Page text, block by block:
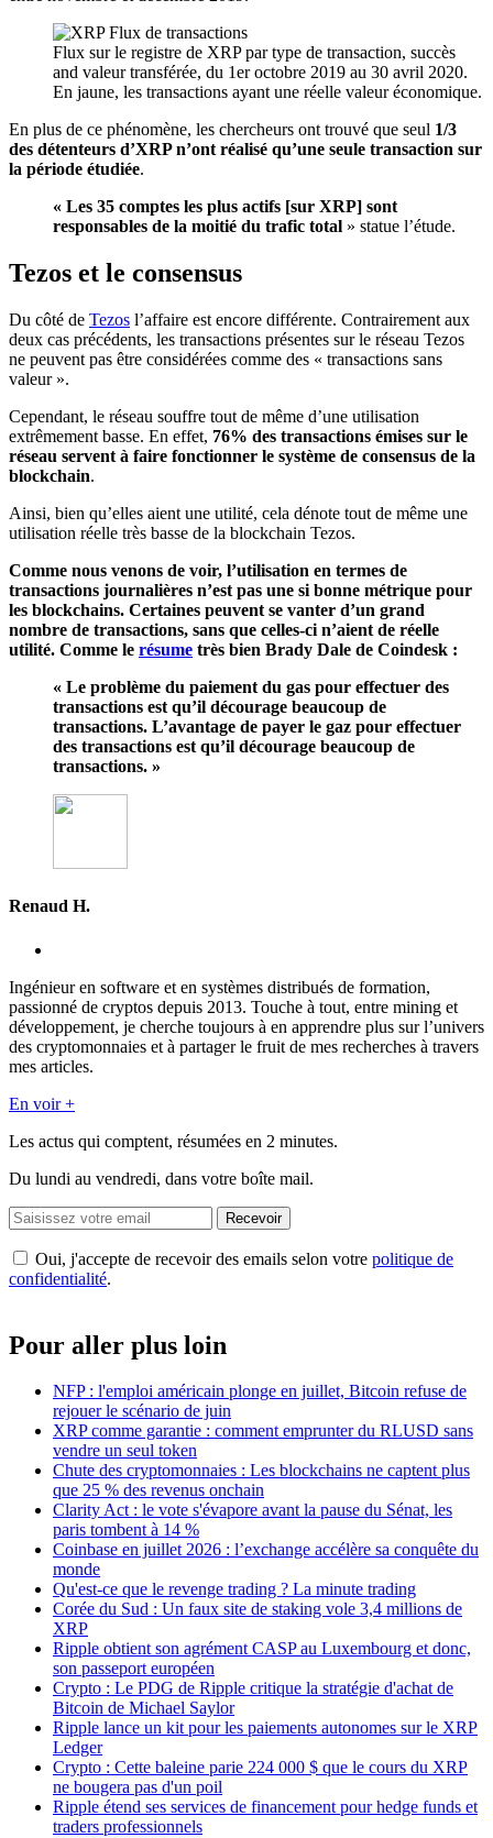
Flux sur le registre de XRP par type de transaction, succès
and valeur transférée, du 1er octobre 2019 au 30 avril 2020.
En jaune, les transactions ayant une réelle valeur économique.
En plus de ce phénomène, les chercheurs ont trouvé que seul 1/3
des détenteurs d’XRP n’ont réalisé qu’une seule transaction sur
la période étudiée.
« Les 35 comptes les plus actifs [sur XRP] sont
responsables de la moitié du trafic total » statue l’étude.
Tezos et le consensus
Du côté de Tezos l’affaire est encore différente. Contrairement aux
deux cas précédents, les transactions présentes sur le réseau Tezos
ne peuvent pas être considérées comme des « transactions sans
valeur ».
Cependant, le réseau souffre tout de même d’une utilisation
extrêmement basse. En effet, 76% des transactions émises sur le
réseau servent à faire fonctionner le système de consensus de la
blockchain.
Ainsi, bien qu’elles aient une utilité, cela dénote tout de même une
utilisation réelle très basse de la blockchain Tezos.
Comme nous venons de voir, l’utilisation en termes de
transactions journalières n’est pas une si bonne métrique pour
les blockchains. Certaines peuvent se vanter d’un grand
nombre de transactions, sans que celles-ci n’aient de réelle
utilité. Comme le résume très bien Brady Dale de Coindesk :
« Le problème du paiement du gas pour effectuer des
transactions est qu’il décourage beaucoup de
transactions. L’avantage de payer le gaz pour effectuer
des transactions est qu’il décourage beaucoup de
transactions. »
Renaud H.
Ingénieur en software et en systèmes distribués de formation,
passionné de cryptos depuis 2013. Touche à tout, entre mining et
développement, je cherche toujours à en apprendre plus sur l’univers
des cryptomonnaies et à partager le fruit de mes recherches à travers
mes articles.
En voir +
Les actus qui comptent, résumées en 2 minutes.
Du lundi au vendredi, dans votre boîte mail.
Recevoir
Oui, j'accepte de recevoir des emails selon votre politique de
confidentialité.
Pour aller plus loin
NFP : l'emploi américain plonge en juillet, Bitcoin refuse de
rejouer le scénario de juin
XRP comme garantie : comment emprunter du RLUSD sans
vendre un seul token
Chute des cryptomonnaies : Les blockchains ne captent plus
que 25 % des revenus onchain
Clarity Act : le vote s'évapore avant la pause du Sénat, les
paris tombent à 14 %
Coinbase en juillet 2026 : l’exchange accélère sa conquête du
monde
Qu'est-ce que le revenge trading ? La minute trading
Corée du Sud : Un faux site de staking vole 3,4 millions de
XRP
Ripple obtient son agrément CASP au Luxembourg et donc,
son passeport européen
Crypto : Le PDG de Ripple critique la stratégie d'achat de
Bitcoin de Michael Saylor
Ripple lance un kit pour les paiements autonomes sur le XRP
Ledger
Crypto : Cette baleine parie 224 000 $ que le cours du XRP
ne bougera pas d'un poil
Ripple étend ses services de financement pour hedge funds et
traders professionnels